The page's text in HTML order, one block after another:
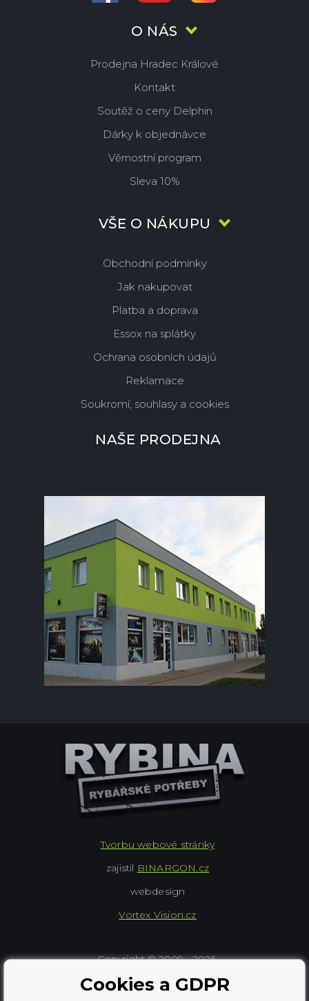
O NÁS
Prodejna Hradec Králové
Kontakt
Soutěž o ceny Delphin
Dárky k objednávce
Věrnostní program
Sleva 10%
VŠE O NÁKUPU
Obchodní podmínky
Jak nakupovat
Platba a doprava
Essox na splátky
Ochrana osobních údajů
Reklamace
Soukromí, souhlasy a cookies
NAŠE PRODEJNA
Copyright © 2009 - 2026,
Rybářské potřeby Rybina
Tvorbu webové stránky
zajistil BINARGON.cz
webdesign
Vortex Vision.cz
Cookies a GDPR